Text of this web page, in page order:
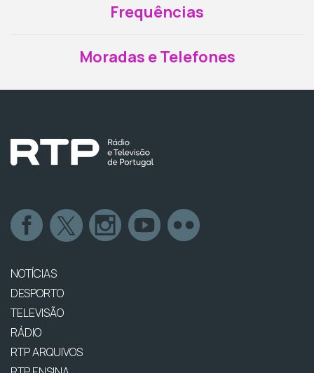
Frequências
Moradas e Telefones
NOTÍCIAS
DESPORTO
TELEVISÃO
RÁDIO
RTP ARQUIVOS